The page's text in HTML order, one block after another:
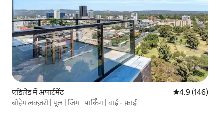
एडिलेड में अपार्टमेंट औसत रेटिंग 5 में
4.9 (146)
बोहेम लक्ज़री | पूल | जिम | पार्किंग | वाई - फ़ाई